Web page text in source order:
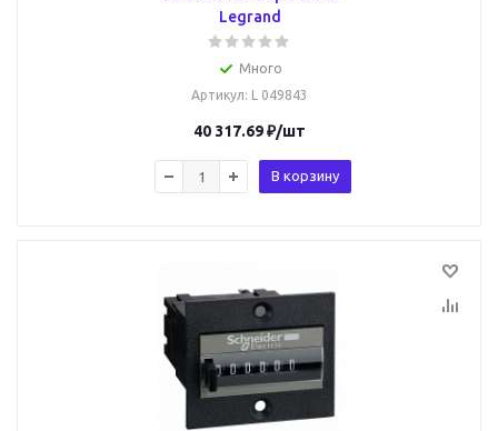
Legrand
Много
Артикул: L 049843
40 317.69₽/шт
В корзину